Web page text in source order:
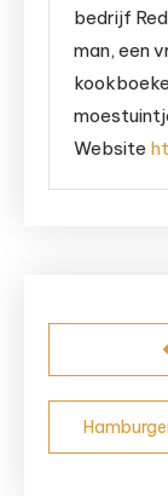
bedrijf
man, een
Website